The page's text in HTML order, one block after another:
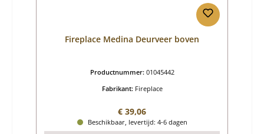
Fireplace Medina Deurveer boven
Productnummer: 01045442
Fabrikant: Fireplace
Normale prijs:
€ 39,06
Beschikbaar, levertijd: 4-6 dagen